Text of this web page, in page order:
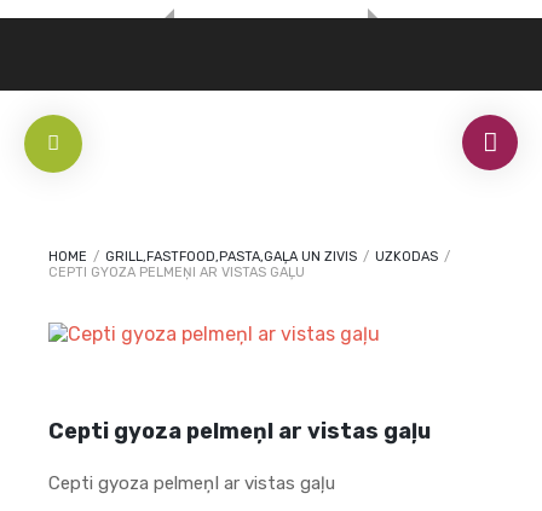
HOME / GRILL,FASTFOOD,PASTA,GAĻA UN ZIVIS / UZKODAS /
CEPTI GYOZA PELMEŅI AR VISTAS GAĻU
Cepti gyoza pelmeņI ar vistas gaļu
Cepti gyoza pelmeņI ar vistas gaļu